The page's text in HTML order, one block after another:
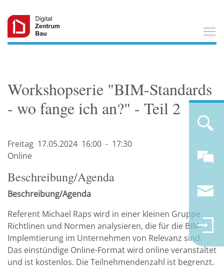
Workshopserie "BIM-Standards
- wo fange ich an?" - Teil 2
Freitag 17.05.2024 16:00 - 17:30
Online
Beschreibung/Agenda
Beschreibung/Agenda
Referent Michael Raps wird in einer kleinen Gruppe
Richtlinen und Normen analysieren, die für die BIM-
Implemtierung im Unternehmen von Relevanz sind.
Das einstündige Online-Format wird online veranstaltet
und ist kostenlos. Die Teilnehmendenzahl ist begrenzt.